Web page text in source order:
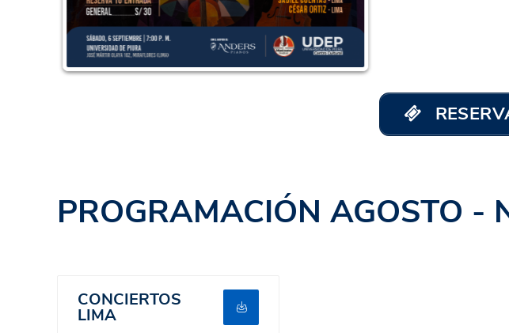
PROGRAMACIÓN AGOSTO -
CONCIERTOS
LIMA